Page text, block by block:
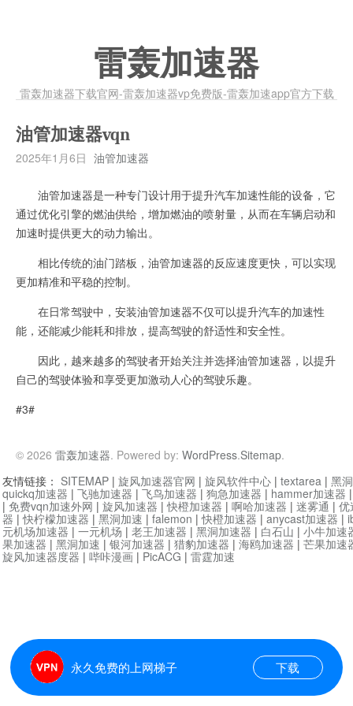
雷轰加速器
雷轰加速器下载官网-雷轰加速器vp免费版-雷轰加速app官方下载
油管加速器vqn
2025年1月6日 油管加速器
油管加速器是一种专门设计用于提升汽车加速性能的设备，它
通过优化引擎的燃油供给，增加燃油的喷射量，从而在车辆启动和
加速时提供更大的动力输出。
相比传统的油门踏板，油管加速器的反应速度更快，可以实现
更加精准和平稳的控制。
在日常驾驶中，安装油管加速器不仅可以提升汽车的加速性
能，还能减少能耗和排放，提高驾驶的舒适性和安全性。
因此，越来越多的驾驶者开始关注并选择油管加速器，以提升
自己的驾驶体验和享受更加激动人心的驾驶乐趣。
#3#
© 2026 雷轰加速器. Powered by: WordPress.Sitemap.
永久免费的上网梯子 下载
友情链接： SITEMAP | 旋风加速器官网 | 旋风软件中心 | textarea | 黑
quickq加速器 | 飞驰加速器 | 飞鸟加速器 | 狗急加速器 | hammer加速器
| 免费vqn加速外网 | 旋风加速器 |快橙加速器 | 啊哈加速器 | 迷雾通 | 优
器 |快柠檬加速器 | 黑洞加速 | falemon |快橙加速器 | anycast加速器 |
元机场加速器 | 一元机场 | 老王加速器 | 黑洞加速器 | 白石山 | 小牛加速
果加速器 | 黑洞加速 | 银河加速器 | 猎豹加速器 | 海鸥加速器 | 芒果加速
旋风加速器度器 | 哔咔漫画 | PicACG | 雷霆加速